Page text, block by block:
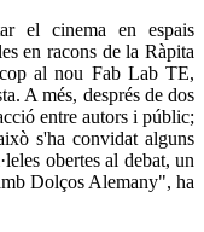
el cinema en espais
en racons de la Ràpita
al nou Fab Lab TE,
A més, després de dos
entre autors i públic;
s'ha convidat alguns
obertes al debat, un
Dolços Alemany", ha